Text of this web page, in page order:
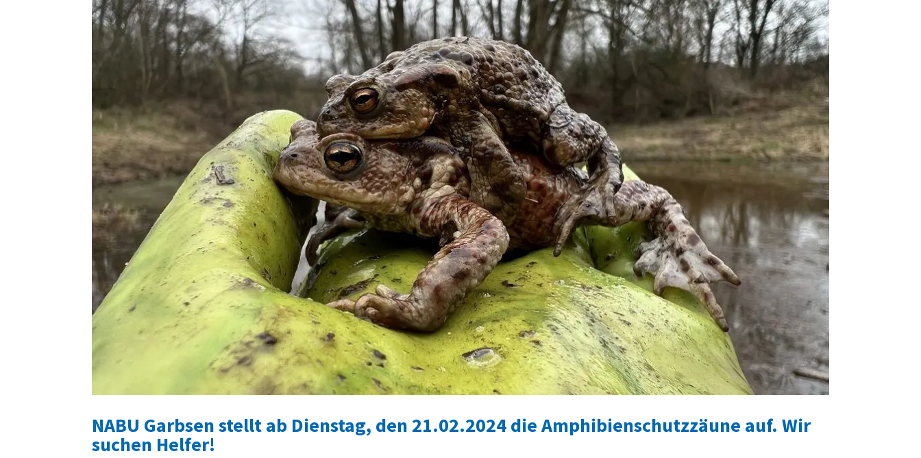
NABU Garbsen stellt ab Dienstag, den 21.02.2024 die Amphibienschutzzäune auf. Wir
suchen Helfer!